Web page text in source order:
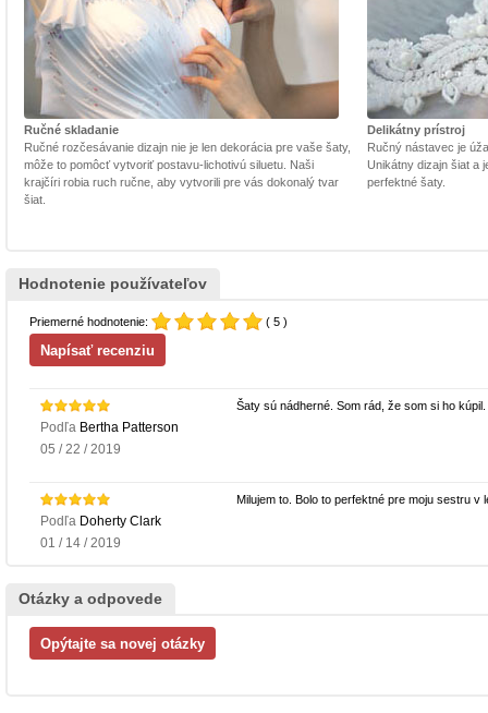
Ručné skladanie
Ručné rozčesávanie dizajn nie je len dekorácia pre vaše šaty,
môže to pomôcť vytvoriť postavu-lichotivú siluetu. Naši
krajčíri robia ruch ručne, aby vytvorili pre vás dokonalý tvar
šiat.
Delikátny prístroj
Ručný nástavec je
Unikátny dizajn šiat a
perfektné šaty.
Hodnotenie používateľov
Priemerné hodnotenie: ( 5 )
Podľa Bertha Patterson
05 / 22 / 2019
Šaty sú nádherné. Som rád, že som si ho
Podľa Doherty Clark
01 / 14 / 2019
Milujem to. Bolo to perfektné pre moju sestru
Otázky a odpovede